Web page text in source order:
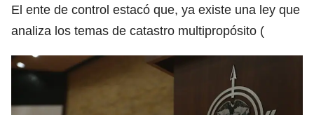
El ente de control estacó que, ya existe una ley que
analiza los temas de catastro multipropósito (